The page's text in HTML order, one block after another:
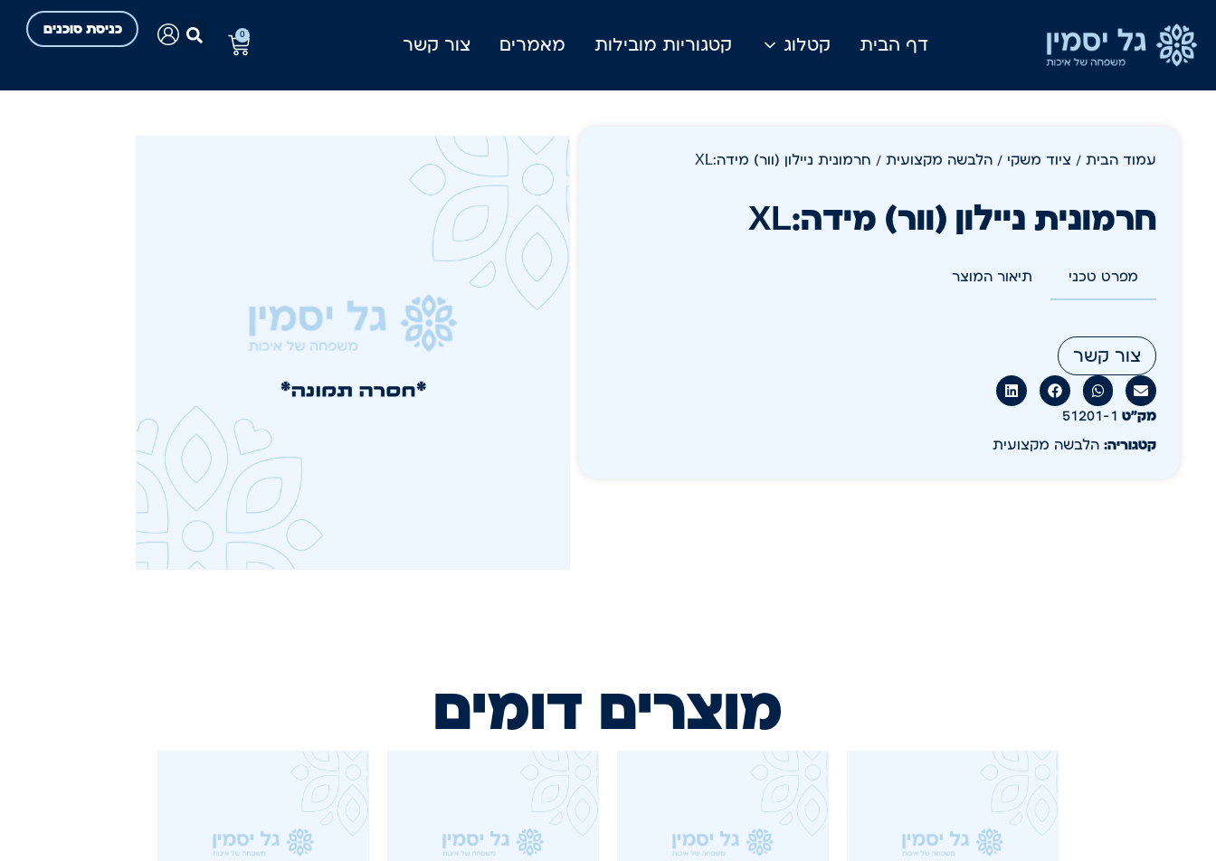
דף הבית קטלוג קטגוריות מובילות מאמרים צור קשר
כניסת סוכנים 0
עמוד הבית / ציוד משקי / הלבשה מקצועית / חרמונית ניילון (וור) מידה:XL
חרמונית ניילון (וור) מידה:XL
מפרט טכני תיאור המוצר
צור קשר
מק״ט 51201-1
קטגוריה: הלבשה מקצועית
מוצרים דומים